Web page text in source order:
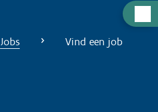
u
Jobs Vind een job